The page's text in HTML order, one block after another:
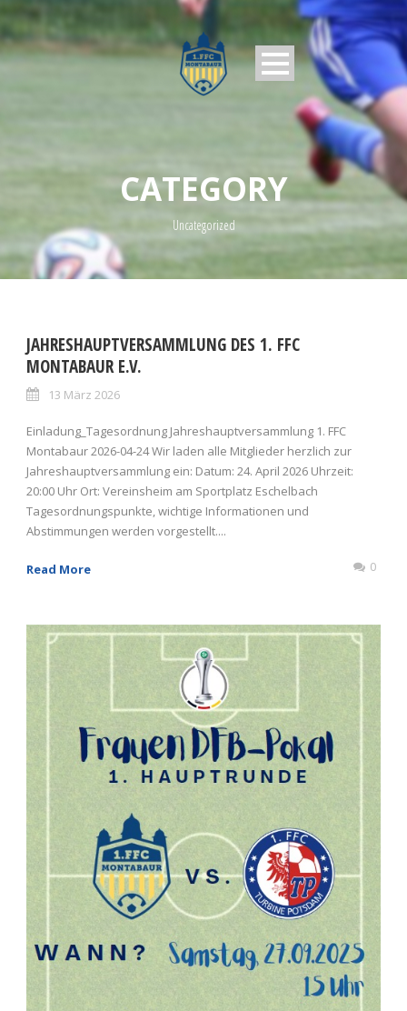
CATEGORY
Uncategorized
JAHRESHAUPTVERSAMMLUNG DES 1. FFC
MONTABAUR E.V.
13 März 2026
Einladung_Tagesordnung Jahreshauptversammlung 1. FFC
Montabaur 2026-04-24 Wir laden alle Mitglieder herzlich zur
Jahreshauptversammlung ein: Datum: 24. April 2026 Uhrzeit:
20:00 Uhr Ort: Vereinsheim am Sportplatz Eschelbach
Tagesordnungspunkte, wichtige Informationen und
Abstimmungen werden vorgestellt....
Read More 0